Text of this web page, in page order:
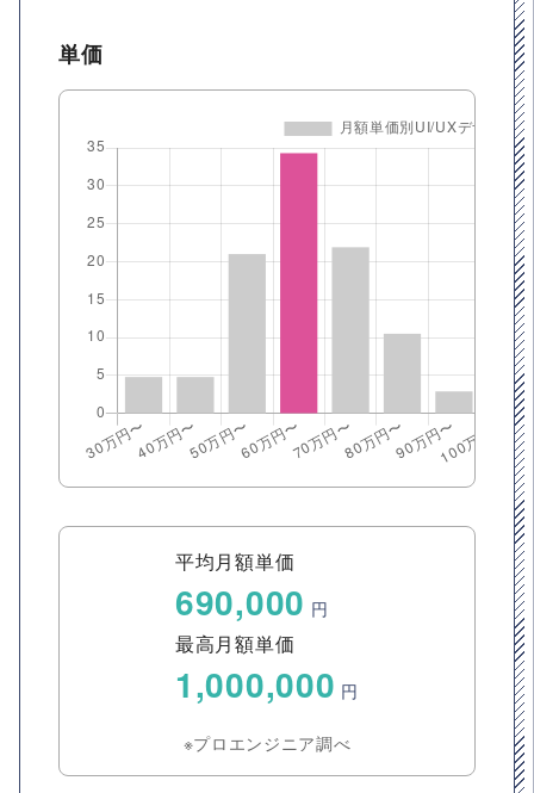
単価
平均月額単価
690,000 円
最高月額単価
1,000,000 円
※プロエンジニア調べ